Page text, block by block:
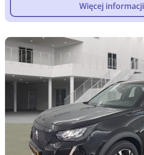
Więcej informacji